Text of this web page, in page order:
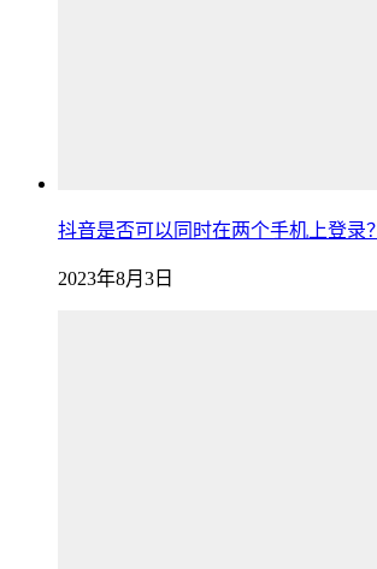
抖音是否可以同时在两个手机上登录？
2023年8月3日